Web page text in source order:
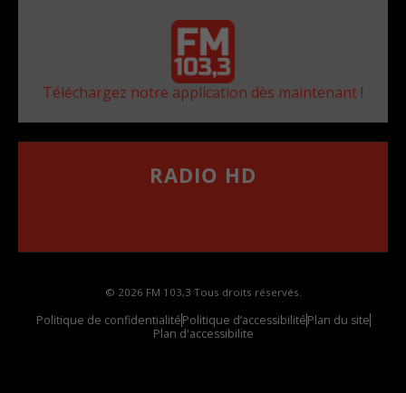
Téléchargez notre application dès maintenant !
RADIO HD
© 2026 FM 103,3 Tous droits réservés.
Politique de confidentialitéPolitique d’accessibilitéPlan du site
Plan d'accessibilite